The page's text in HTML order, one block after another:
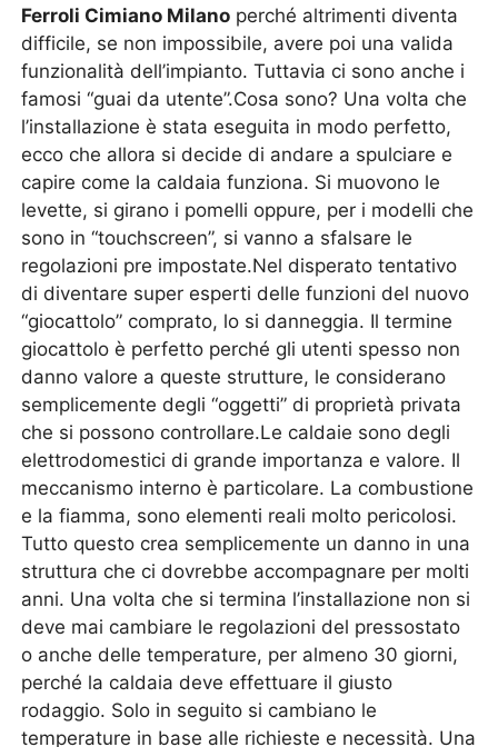
Ferroli Cimiano Milano perché altrimenti diventa
difficile, se non impossibile, avere poi una valida
funzionalità dell’impianto. Tuttavia ci sono anche i
famosi “guai da utente”.Cosa sono? Una volta che
l’installazione è stata eseguita in modo perfetto,
ecco che allora si decide di andare a spulciare e
capire come la caldaia funziona. Si muovono le
levette, si girano i pomelli oppure, per i modelli che
sono in “touchscreen”, si vanno a sfalsare le
regolazioni pre impostate.Nel disperato tentativo
di diventare super esperti delle funzioni del nuovo
“giocattolo” comprato, lo si danneggia. Il termine
giocattolo è perfetto perché gli utenti spesso non
danno valore a queste strutture, le considerano
semplicemente degli “oggetti” di proprietà privata
che si possono controllare.Le caldaie sono degli
elettrodomestici di grande importanza e valore. Il
meccanismo interno è particolare. La combustione
e la fiamma, sono elementi reali molto pericolosi.
Tutto questo crea semplicemente un danno in una
struttura che ci dovrebbe accompagnare per molti
anni. Una volta che si termina l’installazione non si
deve mai cambiare le regolazioni del pressostato
o anche delle temperature, per almeno 30 giorni,
perché la caldaia deve effettuare il giusto
rodaggio. Solo in seguito si cambiano le
temperature in base alle richieste e necessità. Una